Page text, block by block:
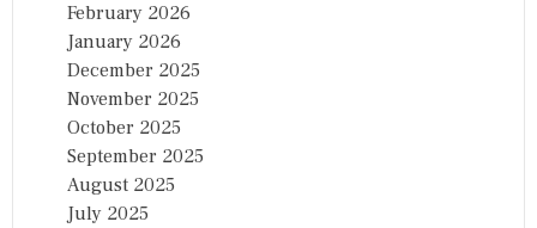
February 2026
January 2026
December 2025
November 2025
October 2025
September 2025
August 2025
July 2025